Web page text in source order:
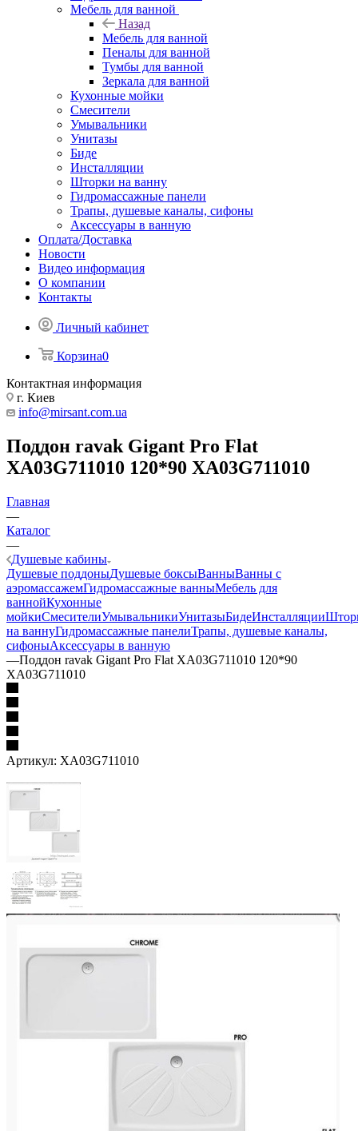
Мебель для ванной
Назад
Мебель для ванной
Пеналы для ванной
Тумбы для ванной
Зеркала для ванной
Кухонные мойки
Смесители
Умывальники
Унитазы
Биде
Инсталляции
Шторки на ванну
Гидромассажные панели
Трапы, душевые каналы, сифоны
Аксессуары в ванную
Оплата/Доставка
Новости
Видео информация
О компании
Контакты
Личный кабинет
Корзина0
Контактная информация
г. Киев
info@mirsant.com.ua
Поддон ravak Gigant Pro Flat
XA03G711010 120*90 XA03G711010
Главная
—
Каталог
—
Душевые кабины
Душевые поддоныДушевые боксыВанныВанны с
аэромассажемГидромассажные ванныМебель для
ваннойКухонные
мойкиСмесителиУмывальникиУнитазыБидеИнсталляции
на ваннуГидромассажные панелиТрапы, душевые каналы,
сифоныАксессуары в ванную
—Поддон ravak Gigant Pro Flat XA03G711010 120*90
XA03G711010
Артикул: XA03G711010